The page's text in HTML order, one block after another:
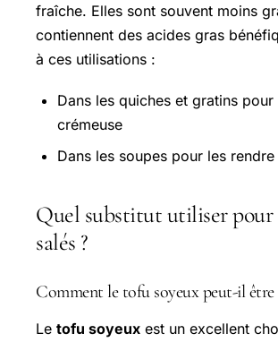
fraîche. Elles sont souvent moins
contiennent des acides gras
à ces utilisations :
Dans les quiches et gratins
crémeuse
Dans les soupes pour les
Quel substitut utiliser pour
salés ?
Comment le tofu soyeux peut-il être
Le tofu soyeux est un excellent